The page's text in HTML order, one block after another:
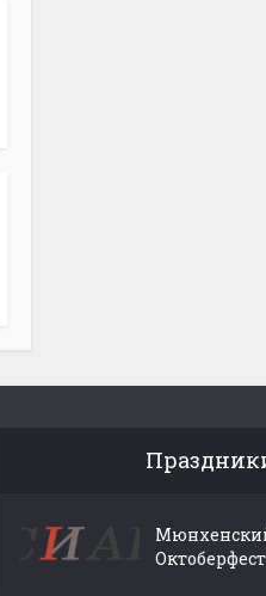
Октоберфест